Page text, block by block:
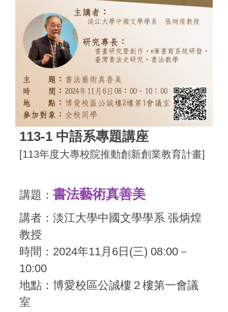
113-1 中語系專題講座
[113年度大專校院推動創新創業教育計畫]
講題： 書法藝術真善美
講者：淡江大學中國文學學系 張炳煌
教授
時間：2024年11月6日(三) 08:00－
10:00
地點：博愛校區公誠樓２樓第一會議
室